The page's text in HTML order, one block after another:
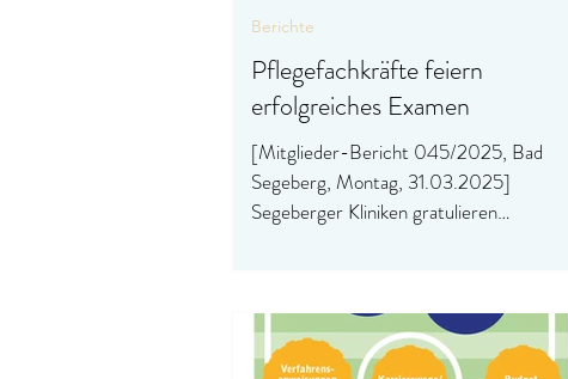
Pflegefachkräfte feiern
erfolgreiches Examen
[Mitglieder-Bericht 045/2025, Bad
Segeberg, Montag, 31.03.2025]
Segeberger Kliniken gratulieren
Berichte